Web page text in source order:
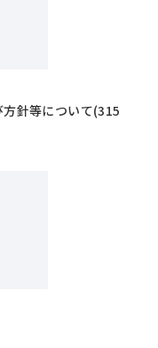
針等について(315